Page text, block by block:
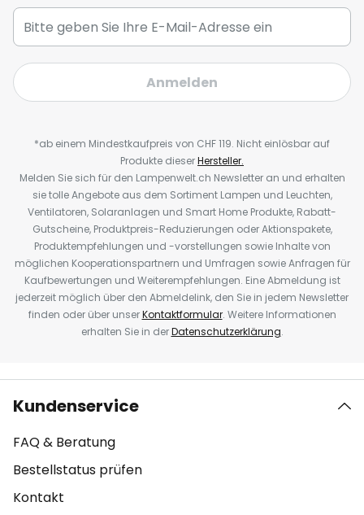
Anmelden
*ab einem Mindestkaufpreis von CHF 119. Nicht einlösbar auf
Produkte dieserHersteller.
Melden Sie sich für den Lampenwelt.ch Newsletter an und erhalten
sie tolle Angebote aus dem Sortiment Lampen und Leuchten,
Ventilatoren, Solaranlagen und Smart Home Produkte, Rabatt-
Gutscheine, Produktpreis-Reduzierungen oder Aktionspakete,
Produktempfehlungen und -vorstellungen sowie Inhalte von
möglichen Kooperationspartnern und Umfragen sowie Anfragen für
Kaufbewertungen und Weiterempfehlungen. Eine Abmeldung ist
jederzeit möglich über den Abmeldelink, den Sie in jedem Newsletter
finden oder über unserKontaktformular. Weitere Informationen
erhalten Sie in derDatenschutzerklärung.
Kundenservice
FAQ & Beratung
Bestellstatus prüfen
Kontakt